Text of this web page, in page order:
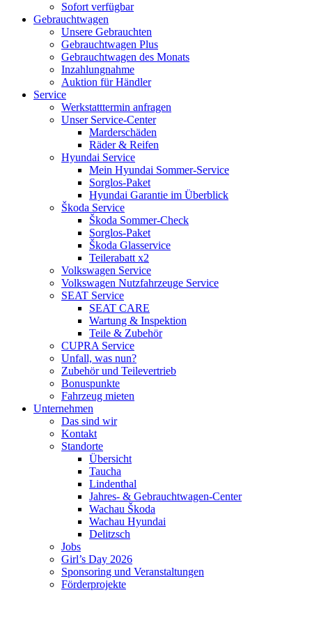
Sofort verfügbar
Gebrauchtwagen
Unsere Gebrauchten
Gebrauchtwagen Plus
Gebrauchtwagen des Monats
Inzahlungnahme
Auktion für Händler
Service
Werkstatttermin anfragen
Unser Service-Center
Marderschäden
Räder & Reifen
Hyundai Service
Mein Hyundai Sommer-Service
Sorglos-Paket
Hyundai Garantie im Überblick
Škoda Service
Škoda Sommer-Check
Sorglos-Paket
Škoda Glasservice
Teilerabatt x2
Volkswagen Service
Volkswagen Nutzfahrzeuge Service
SEAT Service
SEAT CARE
Wartung & Inspektion
Teile & Zubehör
CUPRA Service
Unfall, was nun?
Zubehör und Teilevertrieb
Bonuspunkte
Fahrzeug mieten
Unternehmen
Das sind wir
Kontakt
Standorte
Übersicht
Taucha
Lindenthal
Jahres- & Gebrauchtwagen-Center
Wachau Škoda
Wachau Hyundai
Delitzsch
Jobs
Girl’s Day 2026
Sponsoring und Veranstaltungen
Förderprojekte